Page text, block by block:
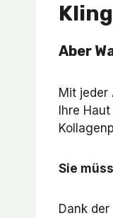
Aber
Mit jeder
Ihre
Sie
Dank